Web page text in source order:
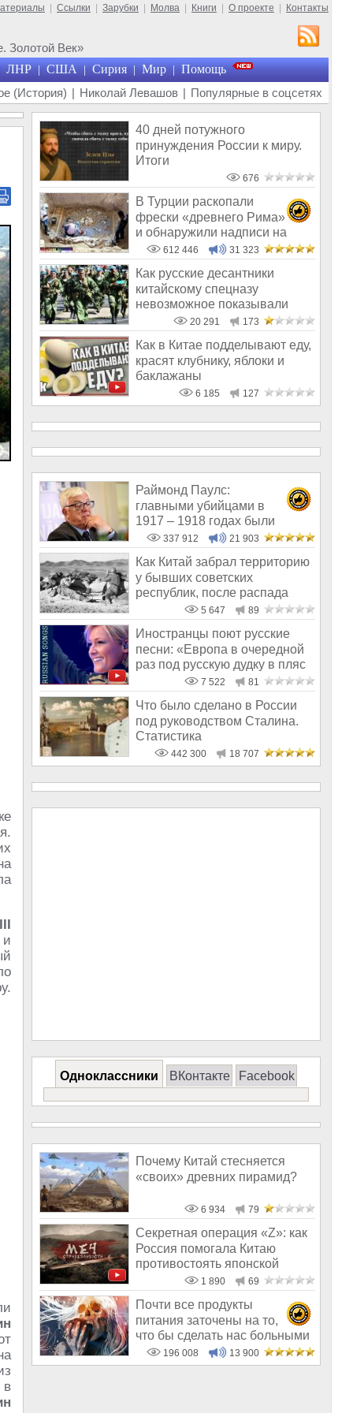
Ссылки Зарубки Молва Книги О проекте Контакты
Золотой Век»
ЛНР | США | Сирия | Мир | Помощь
(История) | Николай Левашов | Популярные в соцсетях
и
в
40 дней потужного
принуждения России к миру.
Итоги
676
В Турции раскопали
фрески «древнего Рима»
и обнаружили надписи на
Русском!
612 446 31 323
Как русские десантники
китайскому спецназу
невозможное показывали
20 291 173
Как в Китае подделывают еду,
красят клубнику, яблоки и
баклажаны
6 185 127
Раймонд Паулс:
главными убийцами в
1917 – 1918 годах были
латыши и евреи, а не русс
337 912 21 903
Как Китай забрал территорию
у бывших советских
республик, после распада
5 647 89
Иностранцы поют русские
песни: «Европа в очередной
раз под русскую дудку в пляс
7 522 81
Что было сделано в России
под руководством Сталина.
Статистика
442 300 18 707
Одноклассники ВКонтакте Facebook
Почему Китай стесняется
«своих» древних пирамид?
6 934 79
Секретная операция «Z»: как
Россия помогала Китаю
противостоять японской
агрессии
1 890 69
Почти все продукты
питания заточены на то,
что бы сделать нас больными
и бесплодным
196 008 13 900